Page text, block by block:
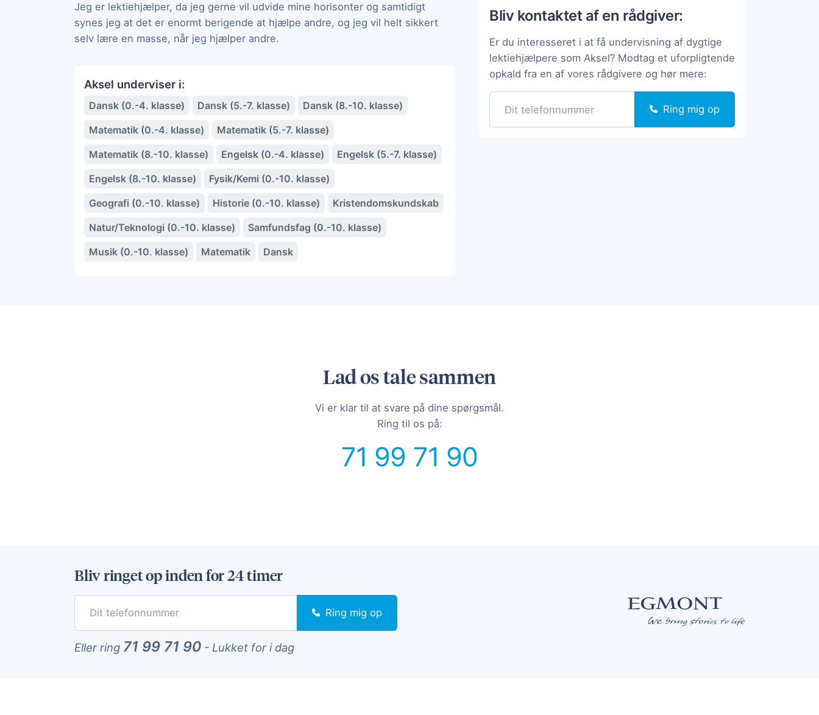
Jeg er lektiehjælper, da jeg gerne vil udvide mine horisonter og samtidigt
synes jeg at det er enormt berigende at hjælpe andre, og jeg vil helt sikkert
selv lære en masse, når jeg hjælper andre.
Aksel underviser i:
Dansk (0.-4. klasse) Dansk (5.-7. klasse)
Dansk (8.-10. klasse)
Matematik (0.-4. klasse)
Matematik (5.-7. klasse)
Matematik (8.-10. klasse)
Engelsk (0.-4. klasse)
Engelsk (5.-7. klasse)
Engelsk (8.-10. klasse)
Fysik/Kemi (0.-10. klasse)
Geografi (0.-10. klasse)
Historie (0.-10. klasse)
Kristendomskundskab
Natur/Teknologi (0.-10. klasse)
Samfundsfag (0.-10. klasse)
Musik (0.-10. klasse)
Matematik Dansk
Bliv kontaktet af en rådgiver:
Er du interesseret i at få undervisning af dygtige
lektiehjælpere som Aksel? Modtag et uforpligtende
opkald fra en af vores rådgivere og hør mere:
Ring mig op
Lad os tale sammen
Vi er klar til at svare på dine spørgsmål.
Ring til os på:
71 99 71 90
Bliv ringet op inden for 24 timer
Ring mig op
Eller ring 71 99 71 90 - Lukket for i dag